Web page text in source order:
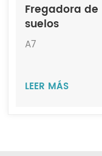
Fregadora de
suelos
A7
A7
LEER MÁS